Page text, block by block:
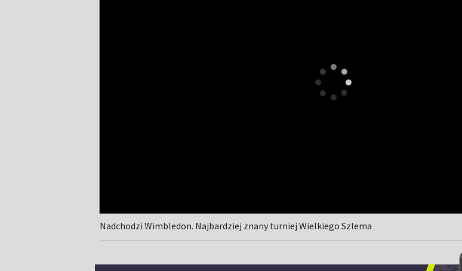
Nadchodzi Wimbledon. Najbardziej znany turniej Wielkiego Szlema